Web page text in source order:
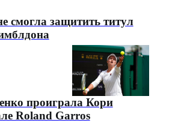
смогла защитить титул
проиграла Кори
Roland Garros